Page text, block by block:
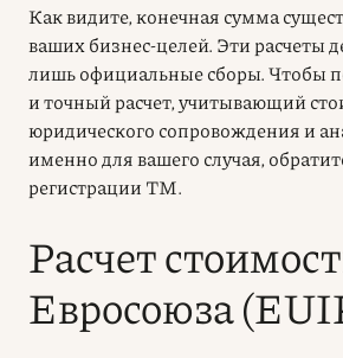
Как видите, конечная сумма
ваших бизнес-целей. Эти расчеты
лишь официальные сборы. Чтобы
и точный расчет, учитывающий
юридического сопровождения и
именно для вашего случая,
регистрации ТМ.
Расчет
Евросоюза